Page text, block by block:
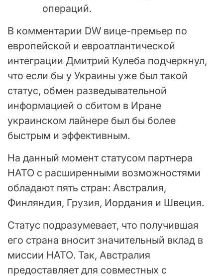
операций.
В комментарии DW вице-премьер по
европейской и евроатлантической
интеграции Дмитрий Кулеба подчеркнул,
что если бы у Украины уже был такой
статус, обмен разведывательной
информацией о сбитом в Иране
украинском лайнере был бы более
быстрым и эффективным.
На данный момент статусом партнера
НАТО с расширенными возможностями
обладают пять стран: Австралия,
Финляндия, Грузия, Иордания и Швеция.
Статус подразумевает, что получившая
его страна вносит значительный вклад в
миссии НАТО. Так, Австралия
предоставляет для совместных с